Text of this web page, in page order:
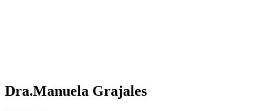
Dra.Manuela Grajales